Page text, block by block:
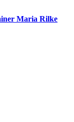
Maria Rilke